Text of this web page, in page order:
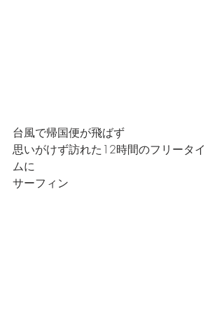
台風で帰国便が飛ばず
思いがけず訪れた12時間のフリータイ
ムに
サーフィン